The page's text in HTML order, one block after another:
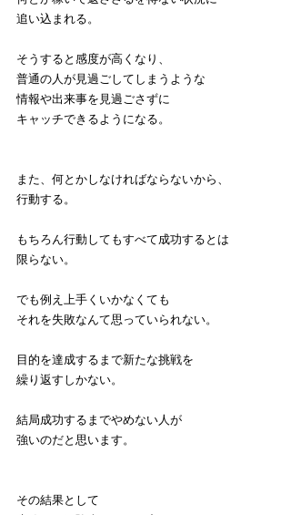
追い込まれる。
そうすると感度が高くなり、
普通の人が見過ごしてしまうような
情報や出来事を見過ごさずに
キャッチできるようになる。
また、何とかしなければならないから、
行動する。
もちろん行動してもすべて成功するとは
限らない。
でも例え上手くいかなくても
それを失敗なんて思っていられない。
目的を達成するまで新たな挑戦を
繰り返すしかない。
結局成功するまでやめない人が
強いのだと思います。
その結果として